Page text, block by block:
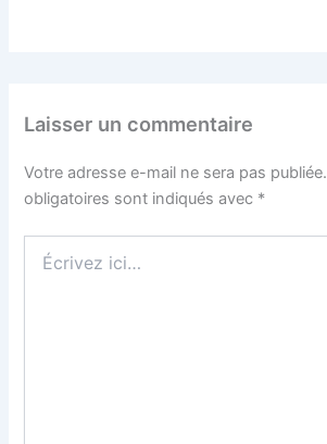
Laisser un commentaire
Votre adresse e-mail ne sera pas publiée.
obligatoires sont indiqués avec *
ici…